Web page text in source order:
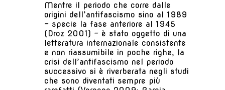
Mentre il periodo che corre dalle
origini dell’antifascismo sino al 1989
– specie la fase anteriore al 1945
(Droz 2001) – è stato oggetto di una
letteratura internazionale consistente
e non riassumibile in poche righe, la
crisi dell’antifascismo nel periodo
successivo si è riverberata negli studi
che sono diventati sempre più